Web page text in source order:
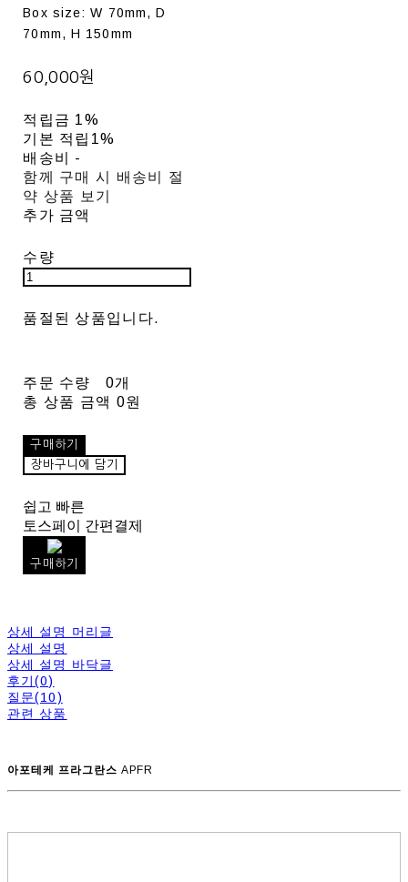
Box size: W 70mm, D
70mm, H 150mm
60,000원
적립금 1%
기본 적립 1%
배송비 -
함께 구매 시 배송비 절
약 상품 보기
추가 금액
수량
품절된 상품입니다.
주문 수량
0개
총 상품 금액 0원
구매하기
장바구니에 담기
쉽고 빠른
토스페이 간편결제
구매하기
상세 설명 머리글
상세 설명
상세 설명 바닥글
후기(0)
질문(10)
관련 상품
아포테케 프라그란스 APFR